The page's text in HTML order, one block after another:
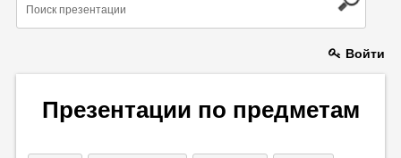
Войти
Презентации по предметам